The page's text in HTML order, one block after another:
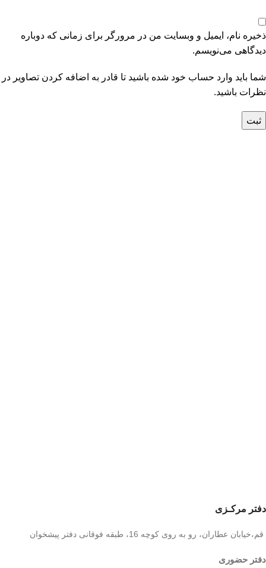
ذخیره نام، ایمیل و وبسایت من در مرورگر برای زمانی که دوباره
دیدگاهی می‌نویسم.
شما باید وارد حساب خود شده باشید تا قادر به اضافه کردن تصاویر در
نظرات باشید.
دفتر مرکـزی
قم،خیابان عطاران، رو به روی کوچه 16، طبقه فوقانی دفتر پیشخوان
دفتر حضوری